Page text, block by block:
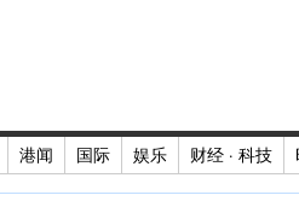
港闻 国际 娱乐 财经 · 科技